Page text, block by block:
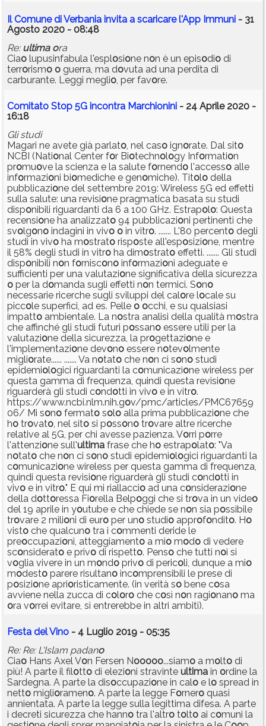
Il Comune di Verbania invita a scaricare l'App Immuni - 31
Agosto 2020 - 08:48
Re: ultima ora
Ciao lupusinfabula l'esplosione non è un episodio di
terrorismo o guerra, ma dovuta ad una perdita di
carburante. Leggi meglio, per favore.
Comitato Stop 5G incontra Marchionini - 24 Aprile 2020 -
16:18
Gli studi
Magari ne avete già parlato, nel caso ignorate. Dal sito
NCBI (National Center for Biotechnology Information
promuove la scienza e la salute fornendo l'accesso alle
informazioni biomediche e genomiche). Titolo della
pubblicazione del settembre 2019: Wireless 5G ed effetti
sulla salute: una revisione pragmatica basata su studi
disponibili riguardanti da 6 a 100 GHz. Estrapolo: Questa
recensione ha analizzato 94 pubblicazioni pertinenti che
svolgono indagini in vivo o in vitro. ....... L'80 percento degli
studi in vivo ha mostrato risposte all'esposizione, mentre
il 58% degli studi in vitro ha dimostrato effetti. ....... Gli studi
disponibili non forniscono informazioni adeguate e
sufficienti per una valutazione significativa della sicurezza
o per la domanda sugli effetti non termici. Sono
necessarie ricerche sugli sviluppi del calore locale su
piccole superfici, ad es. Pelle o occhi, e su qualsiasi
impatto ambientale. La nostra analisi della qualità mostra
che affinché gli studi futuri possano essere utili per la
valutazione della sicurezza, la progettazione e
l'implementazione devono essere notevolmente
migliorate...... ....... Va notato che non ci sono studi
epidemiologici riguardanti la comunicazione wireless per
questa gamma di frequenza, quindi questa revisione
riguarderà gli studi condotti in vivo e in vitro.
https://www.ncbi.nlm.nih.gov/pmc/articles/PMC67659
06/ Mi sono fermato solo alla prima pubblicazione che
ho trovato, nel sito si possono trovare altre ricerche
relative al 5G, per chi avesse pazienza. Vorri porre
l'attenzione sull'ultima frase che ho estrapolato: "Va
notato che non ci sono studi epidemiologici riguardanti la
comunicazione wireless per questa gamma di frequenza,
quindi questa revisione riguarderà gli studi condotti in
vivo e in vitro." E qui mi riallaccio ad una considerazione
della dottoressa Fiorella Belpoggi che si trova in un video
del 19 aprile in youtube e che chiede se non sia possibile
trovare 2 milioni di euro per uno studio approfondito. Ho
visto che qualcuno tra i commenti deride le
preoccupazioni, atteggiamento a mio modo di vedere
sconsiderato e privo di rispetto. Penso che tutti noi si
voglia vivere in un mondo privo di pericoli, dunque a mio
modesto parere risultano incomprensibili le prese di
posizione aprioristicamente. (in verità so bene cosa
avviene nella zucca di coloro che così non ragionano ma
ora vorrei evitare, si entrerebbe in altri ambiti).
Festa del Vino - 4 Luglio 2019 - 05:35
Re: Re: L'Islam padano
Ciao Hans Axel Von Fersen Nooooo...siamo a molto di
più! A parte il filotto di elezioni stravinte ultima in ordine la
Sardegna. A parte la disoccupazione in calo e lo spread in
netto migliorameno. A parte la legge Fornero quasi
annientata. A parte la legge sulla legittima difesa. A parte
i decreti sicurezza che hanno tra l'altro tolto ai comuni la